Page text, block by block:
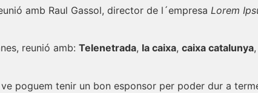
amb Raul Gassol, director de l´empresa Lorem
reunió amb: Telenetrada, la caixa, caixa catalunya,
poguem tenir un bon esponsor per poder dur a